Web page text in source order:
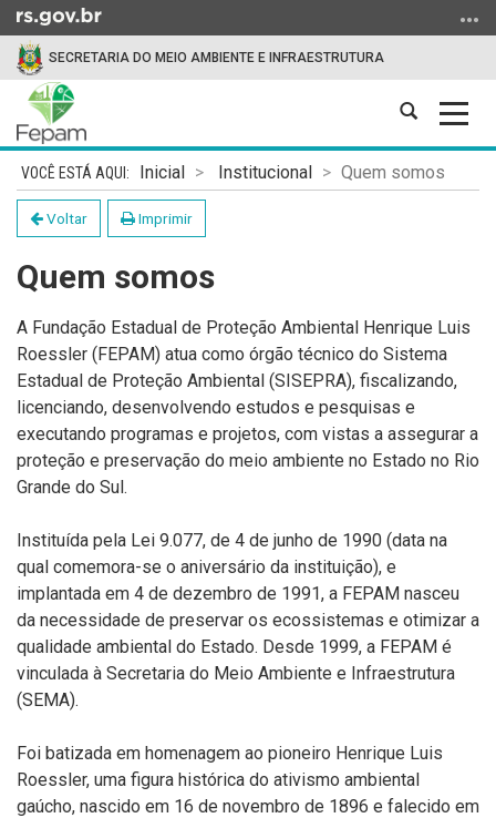
para
conteúdo
para
menu
SECRETARIA DO MEIO AMBIENTE E INFRAESTRUTURA
Abrir
busca
Início
do
conteúdo
Inicial Institucional Quem somos
Voltar Imprimir
Quem somos
A Fundação Estadual de Proteção Ambiental Henrique Luis
Roessler (FEPAM) atua como órgão técnico do Sistema
Estadual de Proteção Ambiental (SISEPRA), fiscalizando,
licenciando, desenvolvendo estudos e pesquisas e
executando programas e projetos, com vistas a assegurar a
proteção e preservação do meio ambiente no Estado no Rio
Grande do Sul.
Instituída pela Lei 9.077, de 4 de junho de 1990 (data na
qual comemora-se o aniversário da instituição), e
implantada em 4 de dezembro de 1991, a FEPAM nasceu
da necessidade de preservar os ecossistemas e otimizar a
qualidade ambiental do Estado. Desde 1999, a FEPAM é
vinculada à Secretaria do Meio Ambiente e Infraestrutura
(SEMA).
Foi batizada em homenagem ao pioneiro Henrique Luis
Roessler, uma figura histórica do ativismo ambiental
gaúcho, nascido em 16 de novembro de 1896 e falecido em